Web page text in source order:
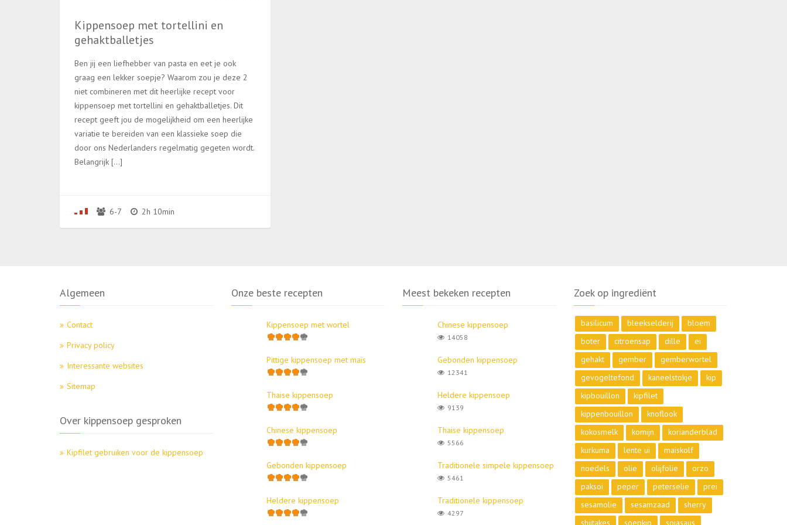
Kippensoep met tortellini en
gehaktballetjes
Ben jij een liefhebber van pasta en eet je ook
graag een lekker soepje? Waarom zou je deze 2
niet combineren met dit heerlijke recept voor
kippensoep met tortellini en gehaktballetjes. Dit
recept geeft jou de mogelijkheid om een heerlijke
variatie te bereiden van een klassieke soep die
door ons Nederlanders regelmatig gegeten wordt.
Belangrijk […]
6-7 2h 10min
Algemeen
Contact
Privacy policy
Interessante websites
Sitemap
Over kippensoep gesproken
Kipfilet gebruiken voor de kippensoep
Onze beste recepten
Kippensoep met wortel
Pittige kippensoep met maïs
Thaise kippensoep
Chinese kippensoep
Gebonden kippensoep
Heldere kippensoep
Meest bekeken recepten
Chinese kippensoep
14058
Gebonden kippensoep
12341
Heldere kippensoep
9139
Thaise kippensoep
5566
Traditionele simpele kippensoep
5461
Traditionele kippensoep
4297
Zoek op ingrediënt
basilicum bleekselderij
bloem
boter
citroensap dille
ei
gehakt
gember
gemberwortel
gevogeltefond
kaneelstokje
kip
kipbouillon
kipfilet
kippenbouillon
knoflook
kokosmelk
komijn
korianderblad
kurkuma
lente ui
maiskolf
noedels
olie olijfolie
orzo
paksoi
peper peterselie
prei
sesamolie
sesamzaad
sherry
shiitakes
soepkip sojasaus